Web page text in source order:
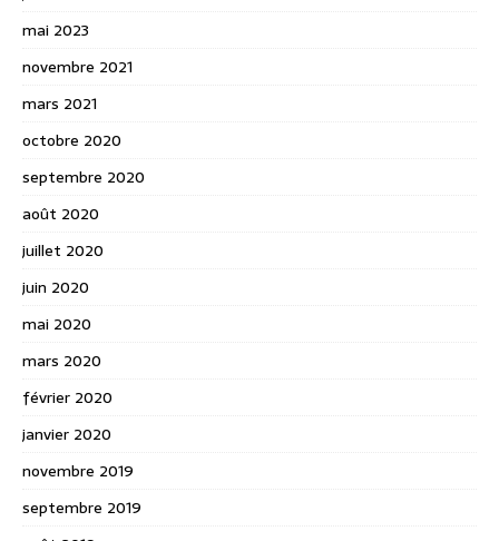
mai 2023
novembre 2021
mars 2021
octobre 2020
septembre 2020
août 2020
juillet 2020
juin 2020
mai 2020
mars 2020
février 2020
janvier 2020
novembre 2019
septembre 2019